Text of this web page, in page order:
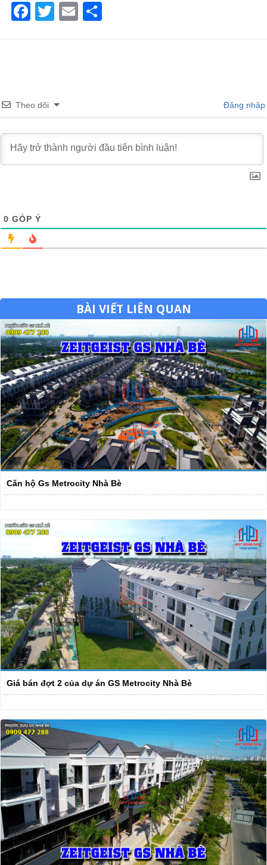
Facebook
TwitterEmail
Theo dõi Đăng nhập
0 GÓP Ý
BÀI VIẾT LIÊN QUAN
Căn hộ Gs Metrocity Nhà Bè
Giá bán đợt 2 của dự án GS Metrocity Nhà Bè